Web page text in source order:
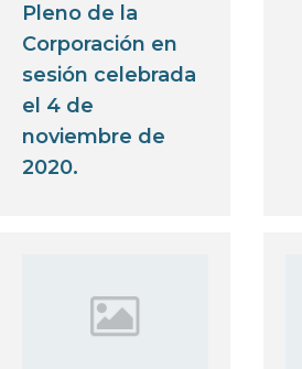
Pleno de la
Corporación en
sesión celebrada
el 4 de
noviembre de
2020.